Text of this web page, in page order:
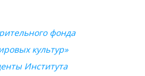
фонда
культур»
Института